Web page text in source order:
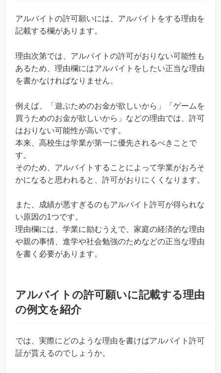
アルバイトの許可願いには、アルバイトをする理由を
記載する欄があります。
理由次第では、アルバイトの許可がおりない可能性も
あるため、理由欄にはアルバイトをしたい正当な理由
を書かなければなりません。
例えば、「遊ぶためのお金が欲しいから」「ゲームを
買うためのお金が欲しいから」などの理由では、許可
はおりない可能性が高いです。
本来、高校生は学業が第一に優先されるべきことで
す。
そのため、アルバイトすることによって学業がおろそ
かになると思われると、許可がおりにくくなります。
また、成績が悪すぎるのもアルバイト許可が得られな
い原因の1つです。
理由欄には、学業に励むうえで、家庭の経済的な理由
や親の事情、進学や社会勉強のためなどの正当な理由
を書く必要があります。
アルバイトの許可願いに記載する理由
の例文を紹介
では、実際にどのような理由を書けばアルバイト許可
証が貰えるのでしょうか。